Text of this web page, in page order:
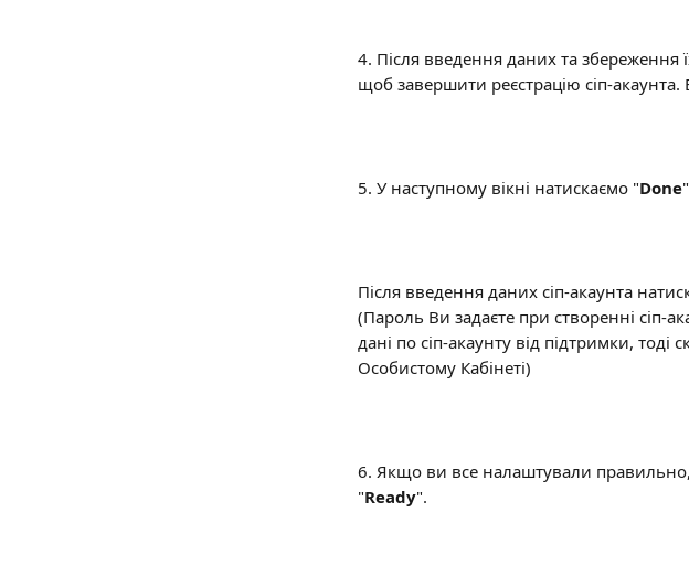
4. Після введення даних та збереження
щоб завершити реєстрацію сіп-акаунта.
5. У наступному вікні натискаємо "Done
Після введення даних сіп-акаунта
(Пароль Ви задаєте при створенні сіп-
дані по сіп-акаунту від підтримки, тоді
Особистому Кабінеті)
6. Якщо ви все налаштували правильно,
"Ready".